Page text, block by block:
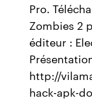
Pro.
Zombies 2
éditeur :
http://
hack-apk-